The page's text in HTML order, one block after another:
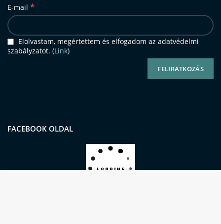
E-mail *
Elolvastam, megértettem és elfogadom az adatvédelmi
szabályzatot. (Link)
FACEBOOK OLDAL